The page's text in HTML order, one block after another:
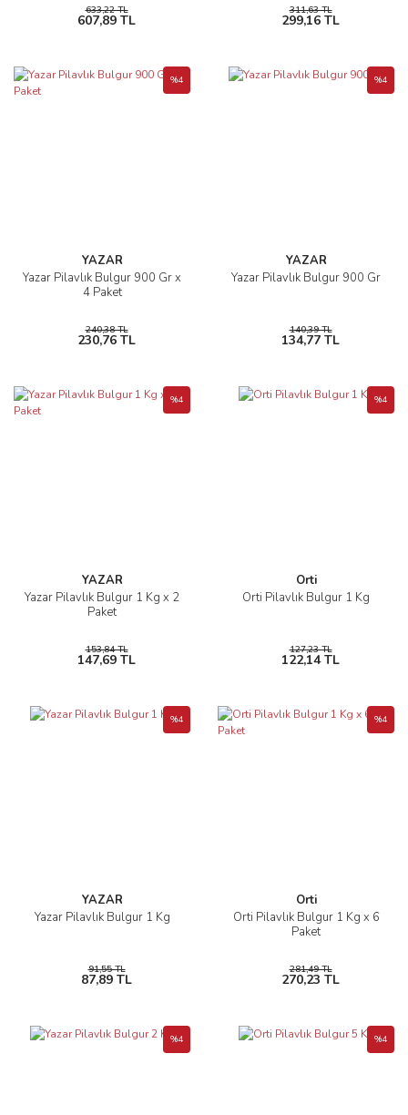
633,22 TL
607,89 TL
311,63 TL
299,16 TL
YAZAR
Yazar Pilavlık Bulgur 900 Gr x
4 Paket
%4
240,38 TL
230,76 TL
YAZAR
Yazar Pilavlık Bulgur 900 Gr
%4
140,39 TL
134,77 TL
YAZAR
Yazar Pilavlık Bulgur 1 Kg x 2
Paket
%4
153,84 TL
147,69 TL
Orti
Orti Pilavlık Bulgur 1 Kg
%4
127,23 TL
122,14 TL
YAZAR
Yazar Pilavlık Bulgur 1 Kg
%4
91,55 TL
87,89 TL
Orti
Orti Pilavlık Bulgur 1 Kg x 6
Paket
%4
281,49 TL
270,23 TL
%4 %4